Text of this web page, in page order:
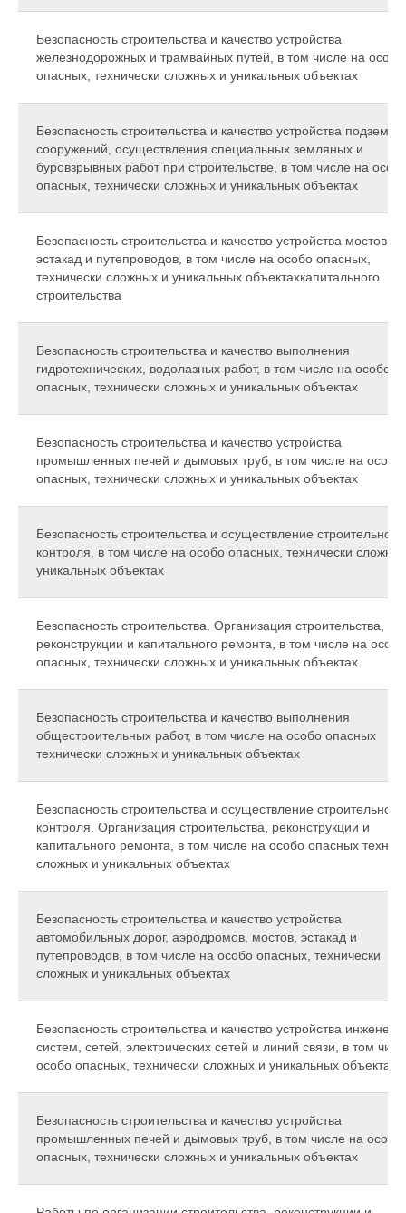
Безопасность строительства и качество устройства
железнодорожных и трамвайных путей, в том числе на особо
опасных, технически сложных и уникальных объектах
Безопасность строительства и качество устройства
сооружений, осуществления специальных земляных и
буровзрывных работ при строительстве, в том числе на
опасных, технически сложных и уникальных объектах
Безопасность строительства и качество устройства мостов,
эстакад и путепроводов, в том числе на особо опасных,
технически сложных и уникальных объектахкапитального
строительства
Безопасность строительства и качество выполнения
гидротехнических, водолазных работ, в том числе на особо
опасных, технически сложных и уникальных объектах
Безопасность строительства и качество устройства
промышленных печей и дымовых труб, в том числе на особо
опасных, технически сложных и уникальных объектах
Безопасность строительства и осуществление строительного
контроля, в том числе на особо опасных, технически
уникальных объектах
Безопасность строительства. Организация строительства,
реконструкции и капитального ремонта, в том числе на особо
опасных, технически сложных и уникальных объектах
Безопасность строительства и качество выполнения
общестроительных работ, в том числе на особо опасных
технически сложных и уникальных объектах
Безопасность строительства и осуществление строительного
контроля. Организация строительства, реконструкции и
капитального ремонта, в том числе на особо опасных
сложных и уникальных объектах
Безопасность строительства и качество устройства
автомобильных дорог, аэродромов, мостов, эстакад и
путепроводов, в том числе на особо опасных, технически
сложных и уникальных объектах
Безопасность строительства и качество устройства
систем, сетей, электрических сетей и линий связи, в том
особо опасных, технически сложных и уникальных объектах
Безопасность строительства и качество устройства
промышленных печей и дымовых труб, в том числе на особо
опасных, технически сложных и уникальных объектах